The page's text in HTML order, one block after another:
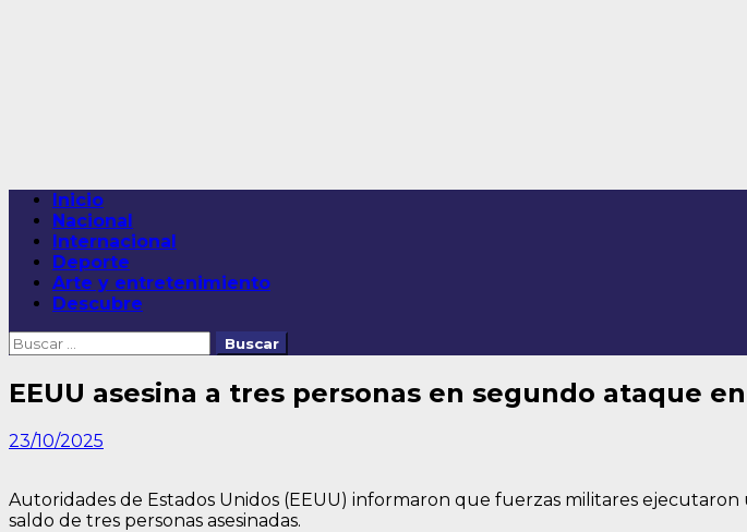
Menú
principal
Inicio
Nacional
Internacional
Deporte
Arte y entretenimiento
Descubre
Buscar:
EEUU asesina a tres personas en segundo ataque
23/10/2025
Autoridades de Estados Unidos (EEUU) informaron que fuerzas militares
saldo de tres personas asesinadas.